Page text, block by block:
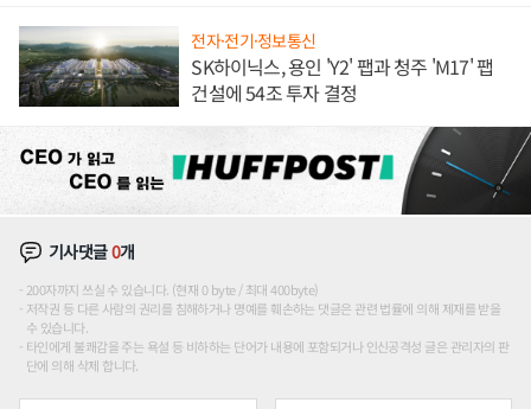
전자·전기·정보통신
SK하이닉스, 용인 'Y2' 팹과 청주 'M17' 팹
건설에 54조 투자 결정
기사댓글0개
200자까지 쓰실 수 있습니다. (현재 0 byte / 최대 400byte)
저작권 등 다른 사람의 권리를 침해하거나 명예를 훼손하는 댓글은 관련 법률에 의해 제재를 받을
수 있습니다.
타인에게 불쾌감을 주는 욕설 등 비하하는 단어가 내용에 포함되거나 인신공격성 글은 관리자의 판
단에 의해 삭제 합니다.